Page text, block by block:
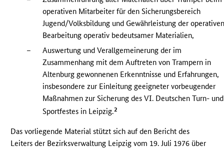
operativen Mitarbeiter für den Sicherungsbereich
Jugend/Volksbildung und Gewährleistung der
Bearbeitung operativ bedeutsamer Materialien,
–
Auswertung und Verallgemeinerung der im
Zusammenhang mit dem Auftreten von Trampern in
Altenburg gewonnenen Erkenntnisse und Erfahrungen,
insbesondere zur Einleitung geeigneter vorbeugender
Maßnahmen zur Sicherung des VI. Deutschen Turn- und
Sportfestes in Leipzig.2
Das vorliegende Material stützt sich auf den Bericht des
Leiters der Bezirksverwaltung Leipzig vom 19. Juli 1976 über